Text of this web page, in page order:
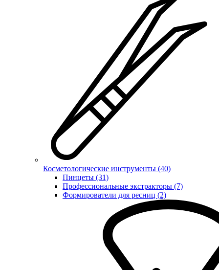
Косметологические инструменты (40)
Пинцеты (31)
Профессиональные экстракторы (7)
Формирователи для ресниц (2)